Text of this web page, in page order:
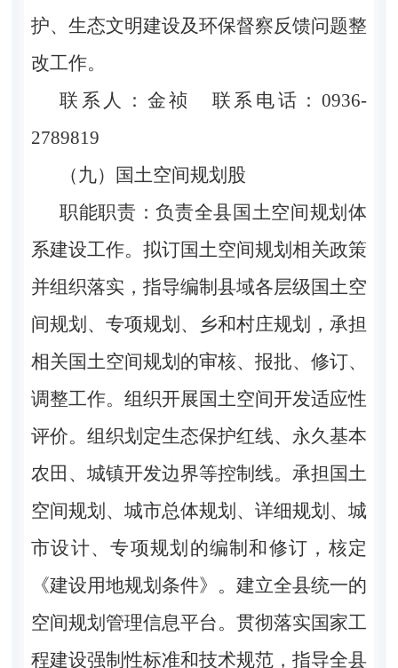
护、生态文明建设及环保督察反馈问题整
改工作。
联系人：金祯 联系电话：0936-
2789819
（九）国土空间规划股
职能职责：负责全县国土空间规划体
系建设工作。拟订国土空间规划相关政策
并组织落实，指导编制县域各层级国土空
间规划、专项规划、乡和村庄规划，承担
相关国土空间规划的审核、报批、修订、
调整工作。组织开展国土空间开发适应性
评价。组织划定生态保护红线、永久基本
农田、城镇开发边界等控制线。承担国土
空间规划、城市总体规划、详细规划、城
市设计、专项规划的编制和修订，核定
《建设用地规划条件》。建立全县统一的
空间规划管理信息平台。贯彻落实国家工
程建设强制性标准和技术规范，指导全县